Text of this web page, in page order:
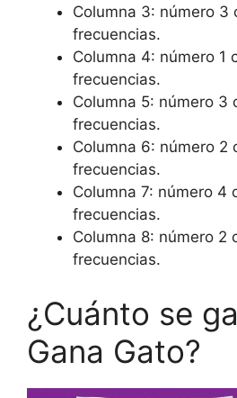
Columna 3: número 3
frecuencias.
Columna 4: número 1
frecuencias.
Columna 5: número 3
frecuencias.
Columna 6: número 2
frecuencias.
Columna 7: número 4
frecuencias.
Columna 8: número 2
frecuencias.
¿Cuánto se
Gana Gato?